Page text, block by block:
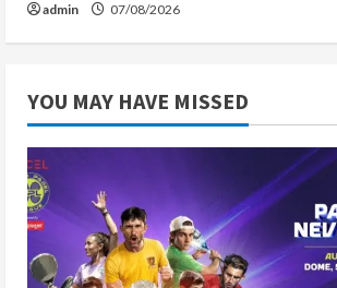
admin 07/08/2026
YOU MAY HAVE MISSED